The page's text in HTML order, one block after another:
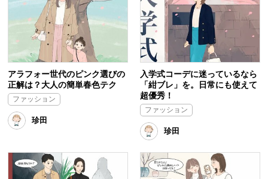
アラフォー世代のピンク選びの
正解は？大人の簡単春色テク
ファッション
珍田
入学式コーデに迷っているなら
「紺ブレ」を。日常にも使えて
超優秀！
ファッション
珍田